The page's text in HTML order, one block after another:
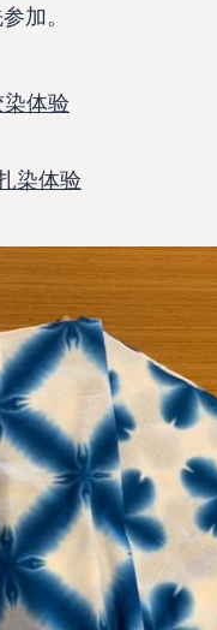
加。
体验
染体验